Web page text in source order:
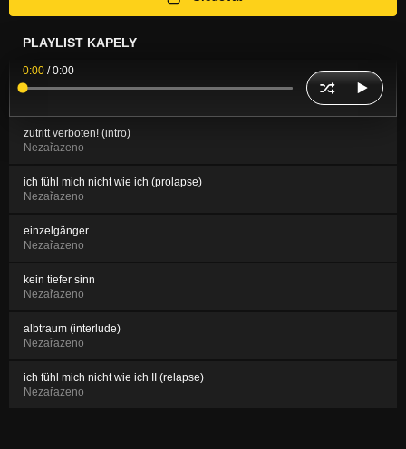
PLAYLIST KAPELY
0:00 /0:00
zutritt verboten! (intro)
Nezařazeno
ich fühl mich nicht wie ich (prolapse)
Nezařazeno
einzelgänger
Nezařazeno
kein tiefer sinn
Nezařazeno
albtraum (interlude)
Nezařazeno
ich fühl mich nicht wie ich II (relapse)
Nezařazeno